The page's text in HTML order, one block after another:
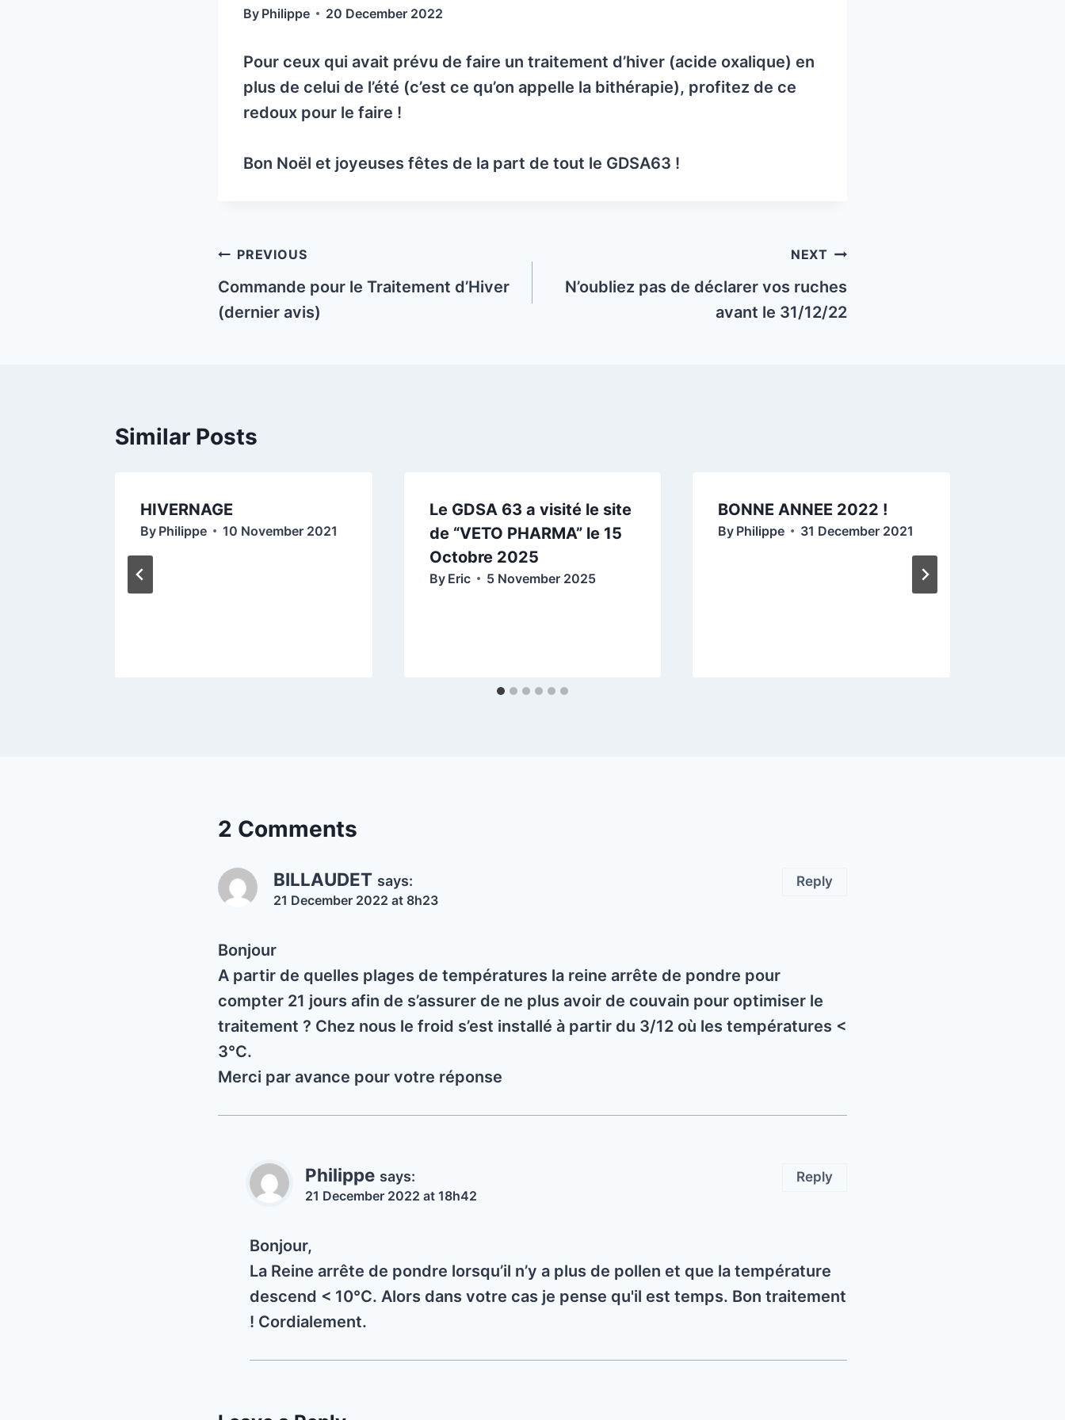
By Philippe 20 December 2022
Pour ceux qui avait prévu de faire un traitement d’hiver (acide oxalique) en
plus de celui de l’été (c’est ce qu’on appelle la bithérapie), profitez de ce
redoux pour le faire !
Bon Noël et joyeuses fêtes de la part de tout le GDSA63 !
Post
navigation
PREVIOUS
Commande pour le Traitement d’Hiver
(dernier avis)
NEXT
N’oubliez pas de déclarer vos ruches
avant le 31/12/22
Similar Posts
HIVERNAGE
By Philippe 10 November 2021
Le GDSA 63 a visité le site
de “VETO PHARMA” le 15
Octobre 2025
By Eric 5 November 2025
BONNE ANNEE 2022 !
By Philippe 31 December 2021
2 Comments
BILLAUDET says:
21 December 2022 at 8h23
Bonjour
A partir de quelles plages de températures la reine arrête de pondre pour
compter 21 jours afin de s’assurer de ne plus avoir de couvain pour optimiser le
traitement ? Chez nous le froid s’est installé à partir du 3/12 où les températures <
3°C.
Merci par avance pour votre réponse
Reply
Philippe says:
21 December 2022 at 18h42
Bonjour,
La Reine arrête de pondre lorsqu’il n’y a plus de pollen et que la température
descend < 10°C. Alors dans votre cas je pense qu'il est temps. Bon traitement
! Cordialement.
Reply